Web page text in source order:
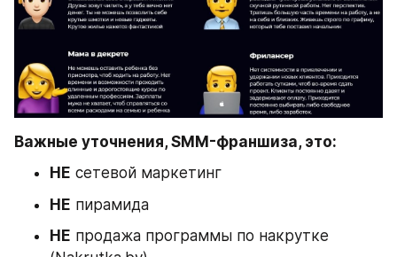
Важные уточнения, SMM-франшиза, это:
НЕ сетевой маркетинг
НЕ пирамида
НЕ продажа программы по накрутке